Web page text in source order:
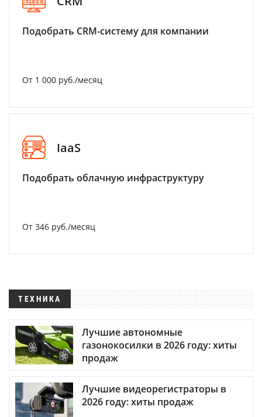
Подобрать CRM-систему для компании
От 1 000 руб./месяц
IaaS
Подобрать облачную инфраструктуру
От 346 руб./месяц
ТЕХНИКА
Лучшие автономные
газонокосилки в 2026 году: хиты
продаж
Лучшие видеорегистраторы в
2026 году: хиты продаж